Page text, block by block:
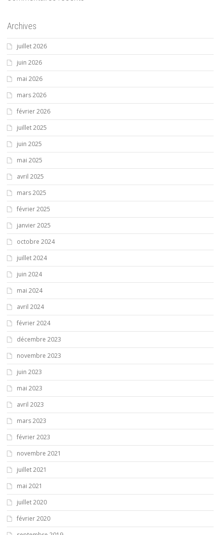
Archives
juillet 2026
juin 2026
mai 2026
mars 2026
février 2026
juillet 2025
juin 2025
mai 2025
avril 2025
mars 2025
février 2025
janvier 2025
octobre 2024
juillet 2024
juin 2024
mai 2024
avril 2024
février 2024
décembre 2023
novembre 2023
juin 2023
mai 2023
avril 2023
mars 2023
février 2023
novembre 2021
juillet 2021
mai 2021
juillet 2020
février 2020